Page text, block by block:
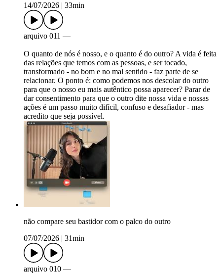
14/07/2026
33min
arquivo 011 —
O quanto de nós é nosso, e o quanto é do outro? A vida é feita
das relações que temos com as pessoas, e ser tocado,
transformado - no bom e no mal sentido - faz parte de se
relacionar. O ponto é: como podemos nos descolar do outro
para que o nosso eu mais autêntico possa aparecer? Parar de
dar consentimento para que o outro dite nossa vida e nossas
ações é um passo muito difícil, confuso e desafiador - mas
acredito que seja possível.
não compare seu bastidor com o palco do outro
07/07/2026
31min
arquivo 010 —